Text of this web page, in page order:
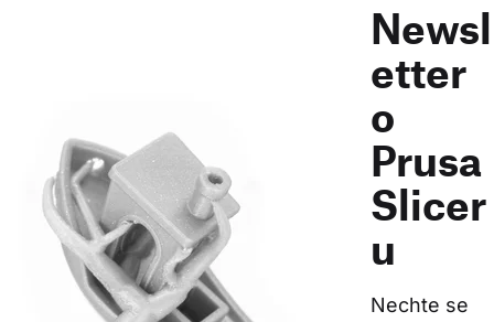
Newsl
etter
o
Prusa
Slicer
u
Nechte se